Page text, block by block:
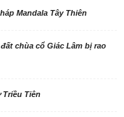
Mandala Tây Thiên
chùa cổ Giác Lâm bị rao
Triều Tiên